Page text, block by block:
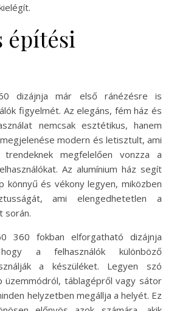
építési
dizájnja már első ránézésre is
figyelmét. Az elegáns, fém ház és
nemcsak esztétikus, hanem
modern és letisztult, ami
megfelelően vonzza a
Az alumínium ház segít
könnyű és vékony legyen, miközben
ami elengedhetetlen a
során.
360 fokban elforgatható dizájnja
a felhasználók különböző
a készüléket. Legyen szó
üzemmódról, táblagépről vagy sátor
helyzetben megállja a helyét. Ez